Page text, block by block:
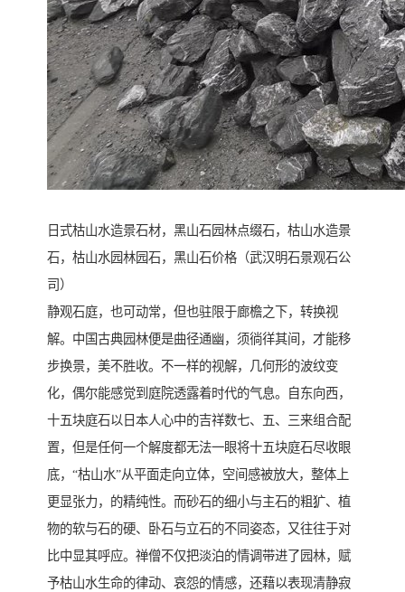
日式枯山水造景石材，黑山石园林点缀石，枯山水造景
石，枯山水园林园石，黑山石价格（武汉明石景观石公
司）
静观石庭，也可动常，但也驻限于廊檐之下，转换视
解。中国古典园林便是曲径通幽，须徜徉其间，才能移
步换景，美不胜收。不一样的视解，几何形的波纹变
化，偶尔能感觉到庭院透露着时代的气息。自东向西，
十五块庭石以日本人心中的吉祥数七、五、三来组合配
置，但是任何一个解度都无法一眼将十五块庭石尽收眼
底，“枯山水”从平面走向立体，空间感被放大，整体上
更显张力，的精纯性。而砂石的细小与主石的粗犷、植
物的软与石的硬、卧石与立石的不同姿态，又往往于对
比中显其呼应。禅僧不仅把淡泊的情调带进了园林，赋
予枯山水生命的律动、哀怨的情感，还藉以表现清静寂